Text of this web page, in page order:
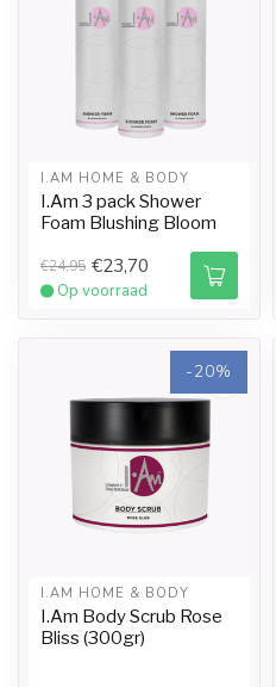
I.AM HOME & BODY
I.Am 3 pack Shower
Foam Blushing Bloom
€24,95 €23,70
Op voorraad
-20%
I.AM HOME & BODY
I.Am Body Scrub Rose
Bliss (300gr)